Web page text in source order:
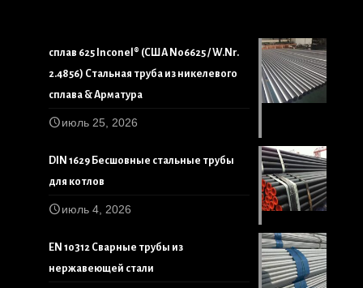
сплав 625 Inconel® (США N06625 / W.Nr.
2.4856) Стальная труба из никелевого
сплава & Арматура
июль 25, 2026
DIN 1629 Бесшовные стальные трубы
для котлов
июль 4, 2026
EN 10312 Сварные трубы из
нержавеющей стали